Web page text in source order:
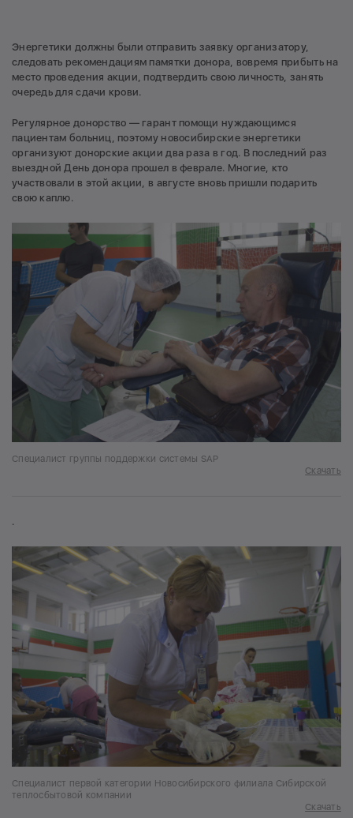
Энергетики должны были отправить заявку организатору,
следовать рекомендациям памятки донора, вовремя прибыть на
место проведения акции, подтвердить свою личность, занять
очередь для сдачи крови.
Регулярное донорство — гарант помощи нуждающимся
пациентам больниц, поэтому новосибирские энергетики
организуют донорские акции два раза в год. В последний раз
выездной День донора прошел в феврале. Многие, кто
участвовали в этой акции, в августе вновь пришли подарить
свою каплю.
Специалист группы поддержки системы SAP
Скачать
.
Специалист первой категории Новосибирского филиала Сибирской
теплосбытовой компании
Скачать